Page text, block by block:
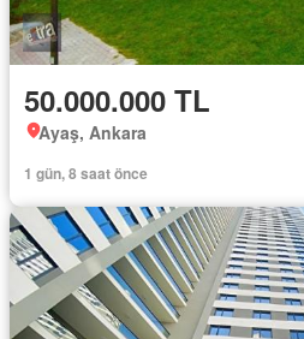
50.000.000 TL
Ayaş, Ankara
1 gün, 8 saat önce